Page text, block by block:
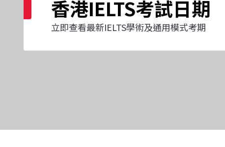
香港IELTS考試日期
立即查看最新IELTS學術及通用模式考期